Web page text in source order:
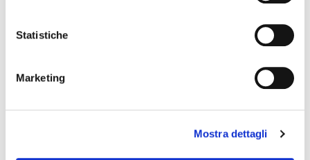
Statistiche
Marketing
Mostra dettagli
GIBBON 5 YELLOW Monkey Banana